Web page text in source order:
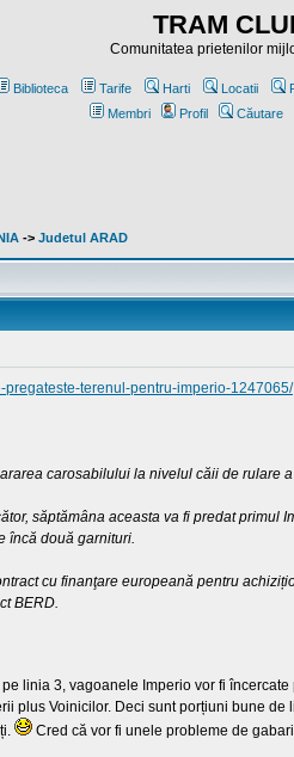
TRAM
Comunitatea prietenilor
Biblioteca Tarife Harti Locatii
Membri
Profil Căutare
-> Judetul ARAD
terenul-pentru-imperio-1247065/
carosabilului la nivelul căii de
săptămâna aceasta va fi predat
încă două garnituri.
cu finanţare europeană pentru
BERD.
linia 3, vagoanele Imperio vor fi
plus Voinicilor. Deci sunt porțiuni bune
Cred că vor fi unele probleme de